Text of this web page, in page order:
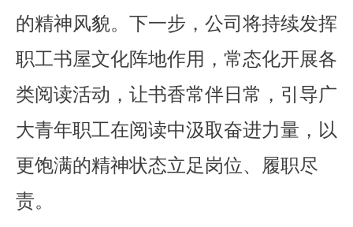
的精神风貌。下一步，公司将持续发挥
职工书屋文化阵地作用，常态化开展各
类阅读活动，让书香常伴日常，引导广
大青年职工在阅读中汲取奋进力量，以
更饱满的精神状态立足岗位、履职尽
责。